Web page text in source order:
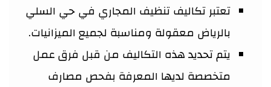
تعتبر تكاليف تنظيف المجاري في حي السلي
بالرياض معقولة ومناسبة لجميع الميزانيات.
يتم تحديد هذه التكاليف من قبل فرق عمل
متخصصة لديها المعرفة بفحص مصارف